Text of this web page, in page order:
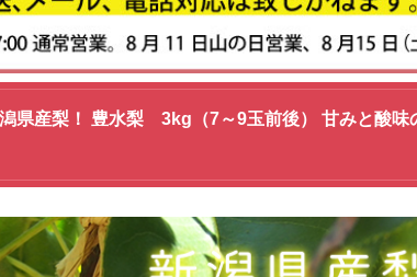
県産梨！ 豊水梨 3kg（7～9玉前後） 甘みと酸味